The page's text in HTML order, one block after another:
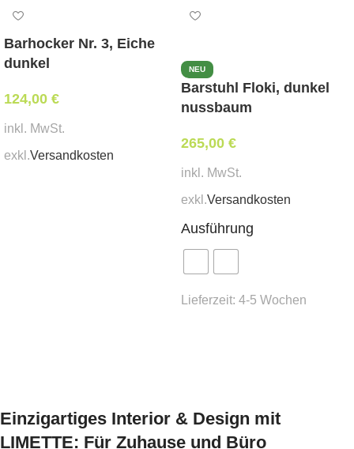
Barhocker Nr. 3, Eiche
dunkel
124,00 €
inkl. MwSt.
exkl.Versandkosten
NEU
Barstuhl Floki, dunkel
nussbaum
265,00 €
inkl. MwSt.
exkl.Versandkosten
Ausführung
Lieferzeit: 4-5 Wochen
Einzigartiges Interior & Design mit
LIMETTE: Für Zuhause und Büro